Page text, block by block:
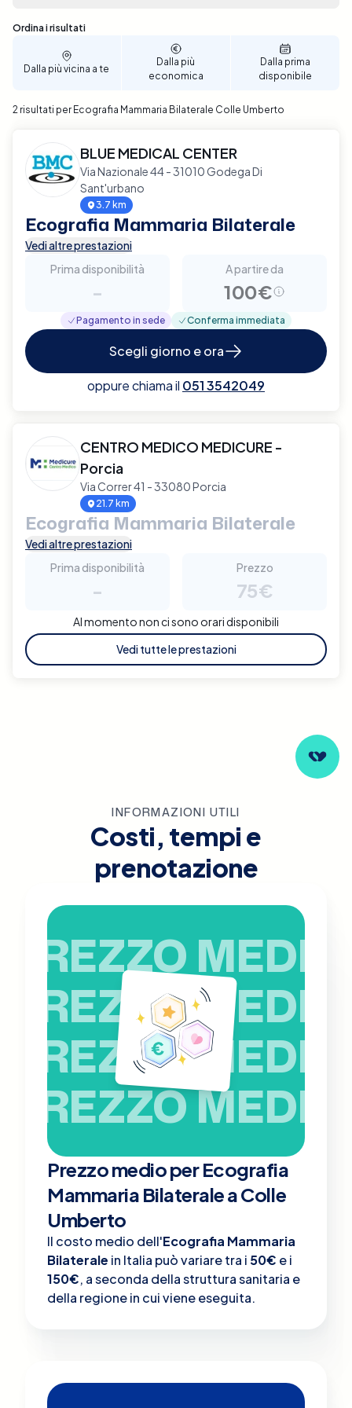
la data e l'ora che meglio si adattano alle tue
necessità, rendendo la prenotazione semplice e
veloce. Prenota ora un'Ecografia Mammaria
Bilaterale a Colle Umberto con Elty e assicurati un
mammaria.
Sono stati trovati 2 risultati
Ordina i risultati
Dalla più vicina a te
Dalla più
economica
Dalla prima
disponibile
2 risultati per Ecografia Mammaria Bilaterale Colle Umberto
BLUE MEDICAL CENTER
Via Nazionale 44 - 31010 Godega Di
Sant'urbano
3.7 km
Ecografia Mammaria Bilaterale
Vedi altre prestazioni
Prima disponibilità
-
A partire da
100€
Pagamento in sede Conferma immediata
Scegli giorno e ora
oppure chiama il 051 3542049
CENTRO MEDICO MEDICURE -
Porcia
Via Correr 41 - 33080 Porcia
21.7 km
Ecografia Mammaria Bilaterale
Vedi altre prestazioni
Prima disponibilità
-
Prezzo
75€
Al momento non ci sono orari disponibili
Vedi tutte le prestazioni
INFORMAZIONI UTILI
Costi, tempi e
prenotazione
PREZZO MEDIO
PREZZO MEDIO
PREZZO MEDIO
PREZZO MEDIO
Prezzo medio per Ecografia
Mammaria Bilaterale a Colle
Umberto
Il costo medio dell'Ecografia Mammaria
Bilaterale in Italia può variare tra i 50€ e i
150€, a seconda della struttura sanitaria e
della regione in cui viene eseguita.